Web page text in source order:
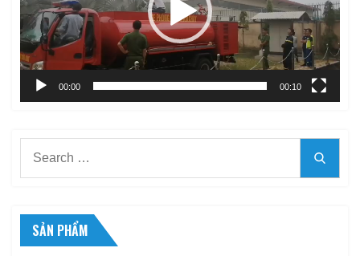
00:00 00:10
SẢN PHẨM